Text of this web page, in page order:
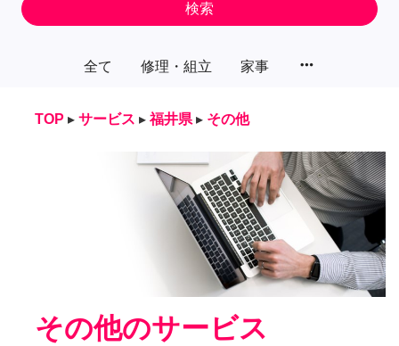
全て 修理・組立 家事 more_horiz
検索
TOP ▸ サービス ▸ 福井県 ▸ その他
その他のサービス